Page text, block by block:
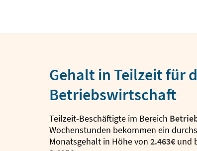
Gehalt in Teilzeit für
Betriebswirtschaft
Teilzeit-Beschäftigte im Bereich
Wochenstunden bekommen ein
Monatsgehalt in Höhe von 2.463€ und